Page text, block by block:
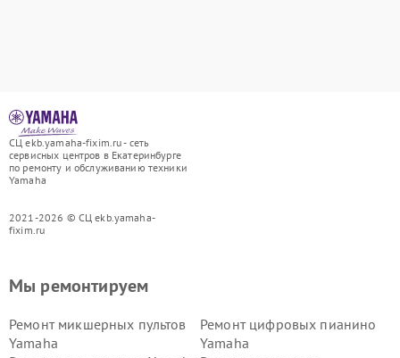
СЦ ekb.yamaha-fixim.ru - сеть
сервисных центров в Екатеринбурге
по ремонту и обслуживанию техники
Yamaha
2021-2026 © СЦ ekb.yamaha-
fixim.ru
Мы ремонтируем
Ремонт микшерных пультов
Yamaha
Ремонт цифровых пианино
Yamaha